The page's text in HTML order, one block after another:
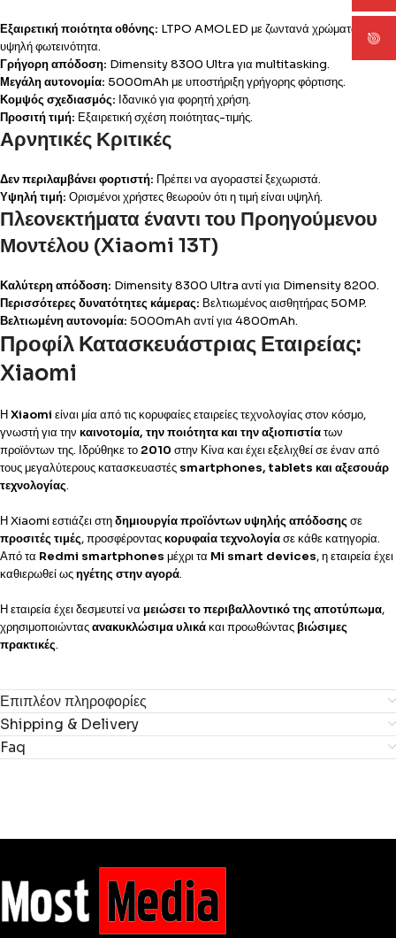
Εξαιρετική ποιότητα οθόνης: LTPO AMOLED με ζωντανά χρώματα και
υψηλή φωτεινότητα.
Γρήγορη απόδοση: Dimensity 8300 Ultra για multitasking.
Μεγάλη αυτονομία: 5000mAh με υποστήριξη γρήγορης φόρτισης.
Κομψός σχεδιασμός: Ιδανικό για φορητή χρήση.
Προσιτή τιμή: Εξαιρετική σχέση ποιότητας-τιμής.
Αρνητικές Κριτικές
Δεν περιλαμβάνει φορτιστή: Πρέπει να αγοραστεί ξεχωριστά.
Υψηλή τιμή: Ορισμένοι χρήστες θεωρούν ότι η τιμή είναι υψηλή.
Πλεονεκτήματα έναντι του Προηγούμενου
Μοντέλου (Xiaomi 13T)
Καλύτερη απόδοση: Dimensity 8300 Ultra αντί για Dimensity 8200.
Περισσότερες δυνατότητες κάμερας: Βελτιωμένος αισθητήρας 50MP.
Βελτιωμένη αυτονομία: 5000mAh αντί για 4800mAh.
Προφίλ Κατασκευάστριας Εταιρείας:
Xiaomi
ΗXiaomi είναι μία από τις κορυφαίες εταιρείες τεχνολογίας στον κόσμο,
γνωστή για την καινοτομία, την ποιότητα και την αξιοπιστίατων
προϊόντων της. Ιδρύθηκε το 2010 στην Κίνα και έχει εξελιχθεί σε έναν από
τους μεγαλύτερους κατασκευαστές smartphones, tablets και αξεσουάρ
τεχνολογίας.
Η Xiaomi εστιάζει στηδημιουργία προϊόντων υψηλής απόδοσης σε
προσιτές τιμές, προσφέρονταςκορυφαία τεχνολογίασε κάθε κατηγορία.
Από τα Redmi smartphones μέχρι τα Mi smart devices, η εταιρεία έχει
καθιερωθεί ωςηγέτης στην αγορά.
Η εταιρεία έχει δεσμευτεί να μειώσει το περιβαλλοντικό της αποτύπωμα,
χρησιμοποιώνταςανακυκλώσιμα υλικάκαι προωθώνταςβιώσιμες
πρακτικές.
Επιπλέον πληροφορίες
Shipping & Delivery
Faq